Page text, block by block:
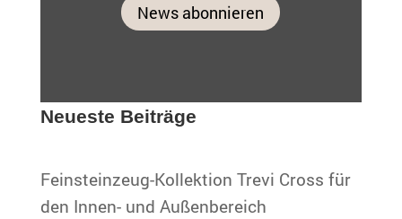
News abonnieren
Neueste Beiträge
Feinsteinzeug-Kollektion Trevi Cross für
den Innen- und Außenbereich